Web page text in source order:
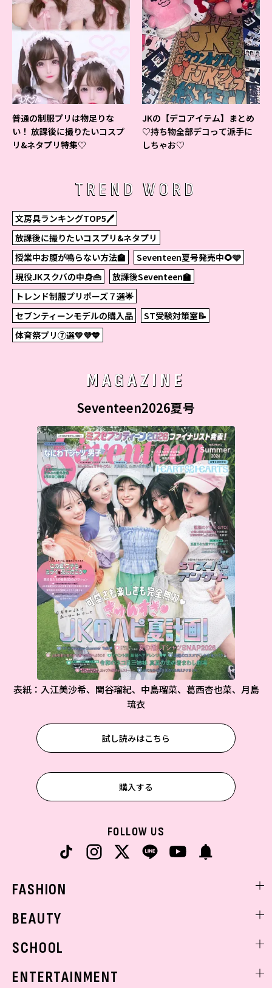
普通の制服プリは物足りな
い！ 放課後に撮りたいコスプ
リ&ネタプリ特集♡
JKの【デコアイテム】まとめ
♡持ち物全部デコって派手に
しちゃお♡
TREND WORD
文房具ランキングTOP5🖊
放課後に撮りたいコスプリ&ネタプリ
授業中お腹が鳴らない方法🏫
Seventeen夏号発売中🌻🩵
現役JKスクバの中身👜
放課後Seventeen🏫
トレンド制服プリポーズ７選🌟
セブンティーンモデルの購入品
ST受験対策室📝
体育祭プリ⑦選💛💜💙
MAGAZINE
Seventeen2026夏号
表紙：入江美沙希、関谷瑠紀、中島瑠菜、葛西杏也菜、月島
琉衣
試し読みはこちら
購入する
FOLLOW US
FASHION
着回し
BEAUTY
ベストコスメ
SCHOOL
ENTERTAINMENT